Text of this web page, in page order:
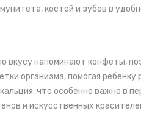
костей и зубов в
вкусу напоминают конфеты,
организма, помогая ребенку
что особенно важно в
и искусственных